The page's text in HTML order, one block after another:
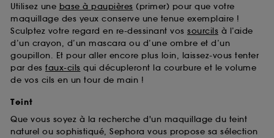
Utilisez une base à paupières (primer) pour que votre
maquillage des yeux conserve une tenue exemplaire !
Sculptez votre regard en re-dessinant vos sourcils à l’aide
d’un crayon, d’un mascara ou d’une ombre et d’un
goupillon. Et pour aller encore plus loin, laissez-vous tenter
par des faux-cils qui décupleront la courbure et le volume
de vos cils en un tour de main !
Teint
Que vous soyez à la recherche d'un maquillage du teint
naturel ou sophistiqué, Sephora vous propose sa sélection